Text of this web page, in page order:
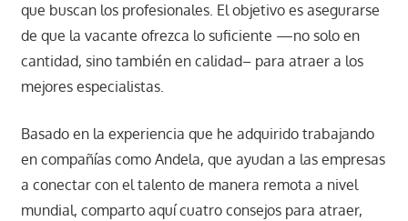
que buscan los profesionales. El objetivo es asegurarse
de que la vacante ofrezca lo suficiente —no solo en
cantidad, sino también en calidad– para atraer a los
mejores especialistas.
Basado en la experiencia que he adquirido trabajando
en compañías como Andela, que ayudan a las empresas
a conectar con el talento de manera remota a nivel
mundial, comparto aquí cuatro consejos para atraer,